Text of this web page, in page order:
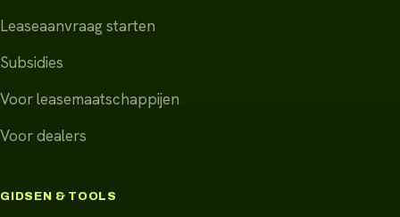
Leaseaanvraag starten
Subsidies
Voor leasemaatschappijen
Voor dealers
GIDSEN & TOOLS